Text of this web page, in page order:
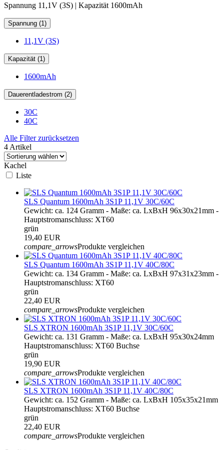
Spannung 11,1V (3S) | Kapazität 1600mAh
Spannung (1)
11,1V (3S)
Kapazität (1)
1600mAh
Dauerentladestrom (2)
30C
40C
Alle Filter zurücksetzen
4 Artikel
Kachel
Liste
SLS Quantum 1600mAh 3S1P 11,1V 30C/60C
Gewicht: ca. 124 Gramm - Maße: ca. LxBxH 96x30x21mm -
Hauptstromanschluss: XT60
grün
19,40 EUR
compare_arrowsProdukte vergleichen
SLS Quantum 1600mAh 3S1P 11,1V 40C/80C
Gewicht: ca. 134 Gramm - Maße: ca. LxBxH 97x31x23mm -
Hauptstromanschluss: XT60
grün
22,40 EUR
compare_arrowsProdukte vergleichen
SLS XTRON 1600mAh 3S1P 11,1V 30C/60C
Gewicht: ca. 131 Gramm - Maße: ca. LxBxH 95x30x24mm
Hauptstromanschluss: XT60 Buchse
grün
19,90 EUR
compare_arrowsProdukte vergleichen
SLS XTRON 1600mAh 3S1P 11,1V 40C/80C
Gewicht: ca. 152 Gramm - Maße: ca. LxBxH 105x35x21mm
Hauptstromanschluss: XT60 Buchse
grün
22,40 EUR
compare_arrowsProdukte vergleichen